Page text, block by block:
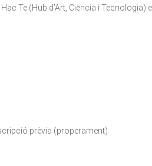
Te (Hub d’Art, Ciència i Tecnologia)
prèvia (properament)